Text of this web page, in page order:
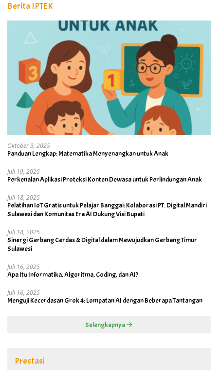
Berita IPTEK
Oktober 3, 2025
Panduan Lengkap: Matematika Menyenangkan untuk Anak
Juli 19, 2025
Perkenalan Aplikasi Proteksi Konten Dewasa untuk Perlindungan Anak
Juli 18, 2025
Pelatihan IoT Gratis untuk Pelajar Banggai: Kolaborasi PT. Digital Mandiri
Sulawesi dan Komunitas Era AI Dukung Visi Bupati
Juli 18, 2025
Sinergi Gerbang Cerdas & Digital dalam Mewujudkan Gerbang Timur
Sulawesi
Juli 16, 2025
Apa Itu Informatika, Algoritma, Coding, dan AI?
Juli 16, 2025
Menguji Kecerdasan Grok 4: Lompatan AI dengan Beberapa Tantangan
Selengkapnya
Prestasi